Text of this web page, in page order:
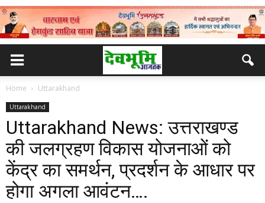
Home Uttarakhand
Uttarakhand
Uttarakhand News: उत्तराखण्ड
की जलग्रहण विकास योजनाओं को
केंद्र का समर्थन, प्रदर्शन के आधार पर
होगा अगला आवंटन….